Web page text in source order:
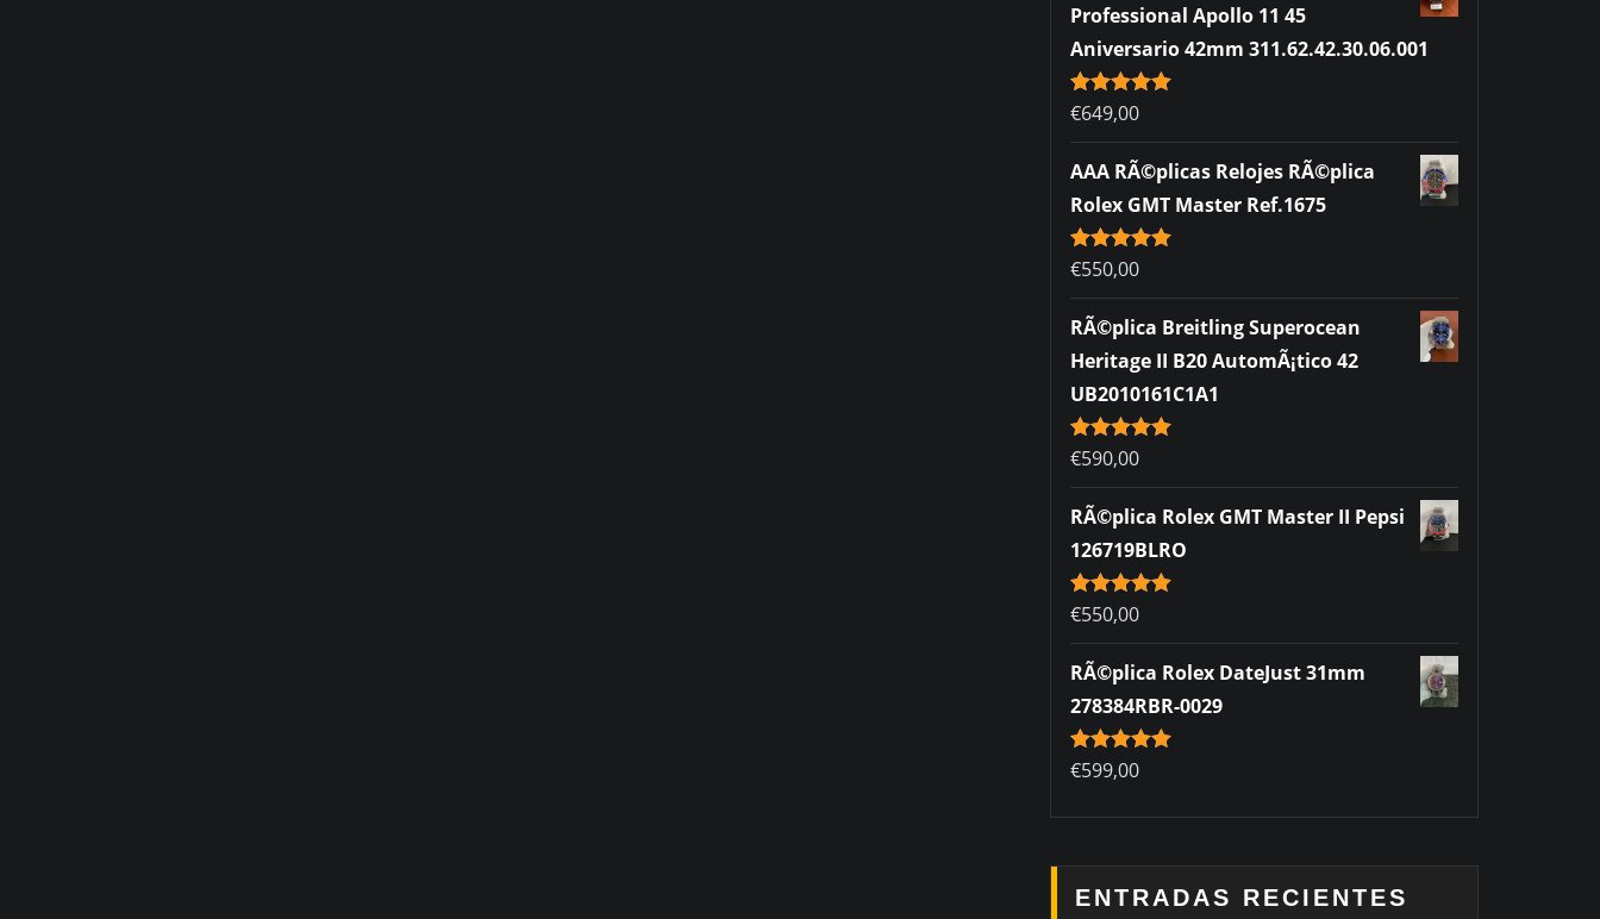
Professional Apollo 11 45
Aniversario 42mm 311.62.42.30.06.001
Rated5.00
out of 5
€649,00
AAA RÃ©plicas Relojes RÃ©plica
Rolex GMT Master Ref.1675
Rated5.00
out of 5
€550,00
RÃ©plica Breitling Superocean
Heritage II B20 AutomÃ¡tico 42
UB2010161C1A1
Rated5.00
out of 5
€590,00
RÃ©plica Rolex GMT Master II Pepsi
126719BLRO
Rated5.00
out of 5
€550,00
RÃ©plica Rolex DateJust 31mm
278384RBR-0029
Rated5.00
out of 5
€599,00
ENTRADAS RECIENTES